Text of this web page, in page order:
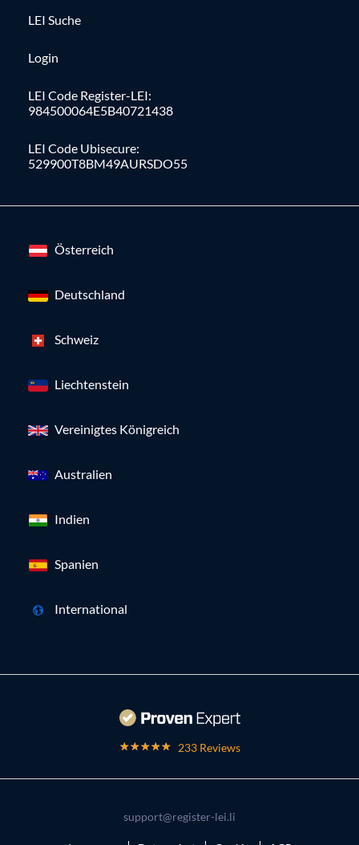
LEI Suche
Login
LEI Code Register-LEI:
984500064E5B40721438
LEI Code Ubisecure:
529900T8BM49AURSDO55
Österreich
Deutschland
Schweiz
Liechtenstein
Vereinigtes Königreich
Australien
Indien
Spanien
International
233 Reviews
support@register-lei.li